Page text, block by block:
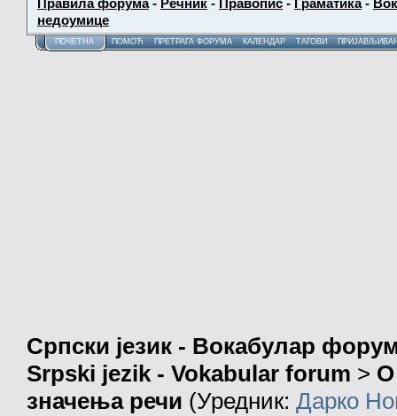
Правила форума- Речник - Правопис - Граматика-
недоумице
ПОЧЕТНА ПОМОЋ ПРЕТРАГА ФОРУМА КАЛЕНДАР ТАГОВИ
Српски језик - Вокабулар
Srpski jezik - Vokabular forum > О
значења речи (Уредник: Дарко